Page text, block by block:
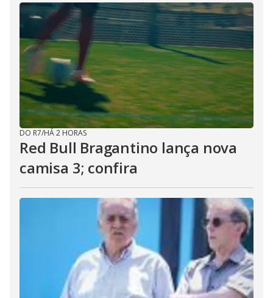
DO R7/HÁ 2 HORAS
Red Bull Bragantino lança nova
camisa 3; confira